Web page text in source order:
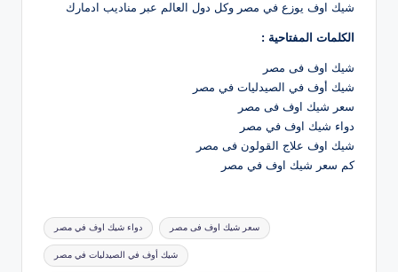
شيك اوف يوزع في مصر وكل دول العالم عبر مناديب ادمارك
الكلمات المفتاحية :
شيك اوف فى مصر
شيك أوف في الصيدليات في مصر
سعر شيك اوف فى مصر
دواء شيك اوف في مصر
شيك اوف علاج القولون فى مصر
كم سعر شيك اوف في مصر
دواء شيك اوف في مصر سعر شيك اوف فى مصر
شيك أوف في الصيدليات في مصر